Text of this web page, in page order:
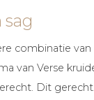
combinatie
van Verse
Dit